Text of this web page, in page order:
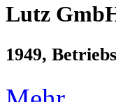
Lutz
1949,